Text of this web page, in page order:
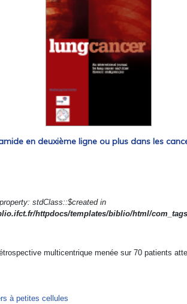
en deuxième ligne ou plus dans les
stdClass::$created in
httpdocs/templates/biblio/html/
rétrospective multicentrique menée sur 70 patients
à petites cellules